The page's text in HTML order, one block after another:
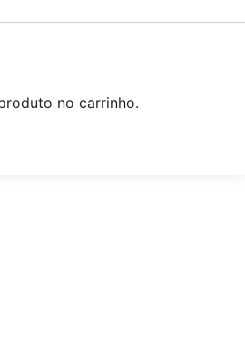
no carrinho.